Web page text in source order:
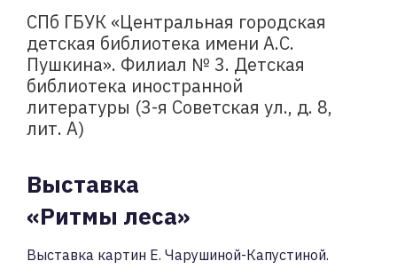
СПб ГБУК «Центральная городская
детская библиотека имени А.С.
Пушкина». Филиал № 3. Детская
библиотека иностранной
литературы (3-я Советская ул., д. 8,
лит. А)
Выставка
«Ритмы леса»
Выставка картин Е. Чарушиной-Капустиной.